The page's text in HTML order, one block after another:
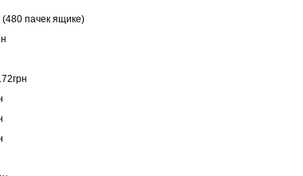
пачек ящике)